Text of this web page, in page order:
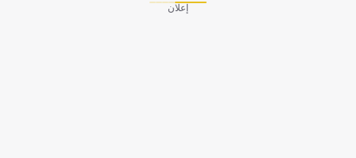
إعلان